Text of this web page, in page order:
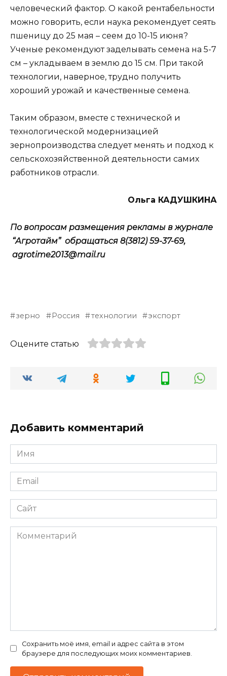
человеческий фактор. О какой рентабельности
можно говорить, если наука рекомендует сеять
пшеницу до 25 мая – сеем до 10-15 июня?
Ученые рекомендуют заделывать семена на 5-7
см – укладываем в землю до 15 см. При такой
технологии, наверное, трудно получить
хороший урожай и качественные семена.
Таким образом, вместе с технической и
технологической модернизацией
зернопроизводства следует менять и подход к
сельскохозяйственной деятельности самих
работников отрасли.
Ольга КАДУШКИНА
По вопросам размещения рекламы в журнале
“Агротайм” обращаться 8(3812) 59-37-69,
agrotime2013@mail.ru
зерно Россия технологии экспорт
Оцените статью
Добавить комментарий
Имя
*
Email
*
Сайт
Комментарий
Сохранить моё имя, email и адрес сайта в этом
браузере для последующих моих комментариев.